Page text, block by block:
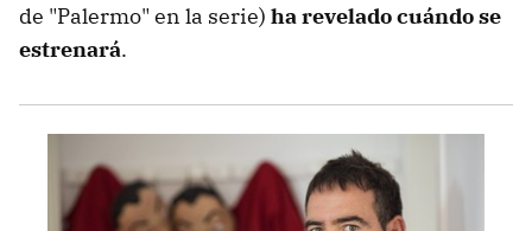
de "Palermo" en la serie) ha revelado cuándo se
estrenará.